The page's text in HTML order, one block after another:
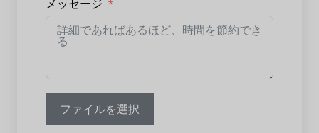
メッセージ
ファイルを選択